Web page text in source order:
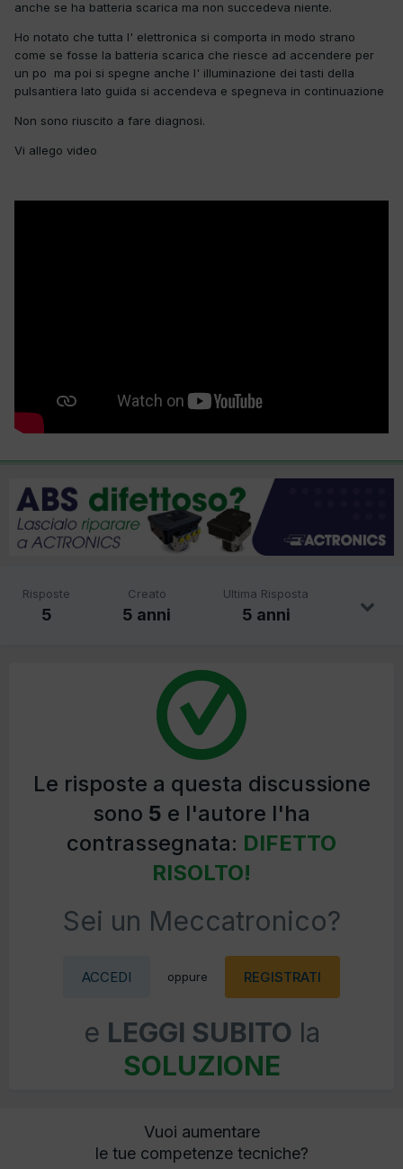
anche se ha batteria scarica ma non succedeva niente.
Ho notato che tutta l' elettronica si comporta in modo strano
come se fosse la batteria scarica che riesce ad accendere per
un po ma poi si spegne anche l' illuminazione dei tasti della
pulsantiera lato guida si accendeva e spegneva in continuazione
Non sono riuscito a fare diagnosi.
Vi allego video
Risposte
5
Creato
5 anni
Ultima Risposta
5 anni
Le risposte a questa discussione
sono 5 e l'autore l'ha
contrassegnata: DIFETTO
RISOLTO!
Sei un Meccatronico?
ACCEDI oppure REGISTRATI
e LEGGI SUBITO la
SOLUZIONE
Vuoi aumentare
le tue competenze tecniche?